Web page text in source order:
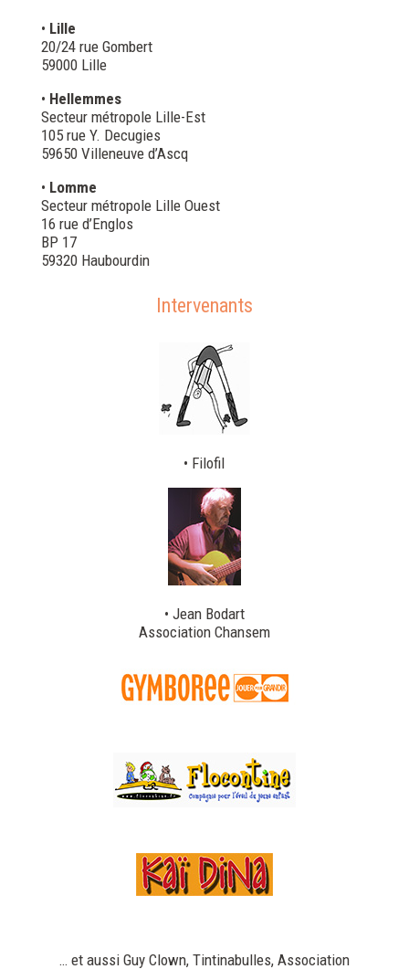
• Lille
20/24 rue Gombert
59000 Lille
• Hellemmes
Secteur métropole Lille-Est
105 rue Y. Decugies
59650 Villeneuve d’Ascq
• Lomme
Secteur métropole Lille Ouest
16 rue d’Englos
BP 17
59320 Haubourdin
Intervenants
• Filofil
• Jean Bodart
Association Chansem
… et aussi Guy Clown, Tintinabulles, Association